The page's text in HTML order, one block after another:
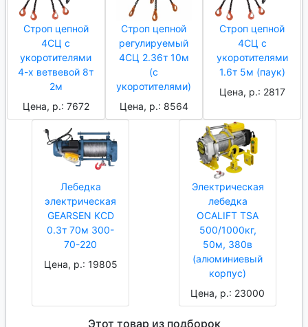
Строп цепной
4СЦ с
укоротителями
4-х ветвевой 8т
2м
Цена, р.: 7672
Строп цепной
регулируемый
4СЦ 2.36т 10м
(с
укоротителями)
Цена, р.: 8564
Строп цепной
4СЦ с
укоротителями
1.6т 5м (паук)
Цена, р.: 2817
Лебедка
электрическая
GEARSEN KCD
0.3т 70м 300-
70-220
Цена, р.: 19805
Электрическая
лебедка
OCALIFT TSA
500/1000кг,
50м, 380в
(алюминиевый
корпус)
Цена, р.: 23000
Этот товар из подборок